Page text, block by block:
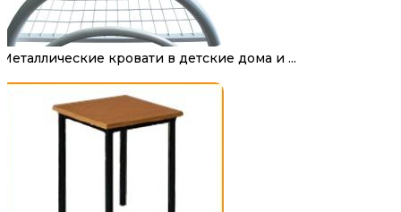
Металлические кровати в детские дома и ...